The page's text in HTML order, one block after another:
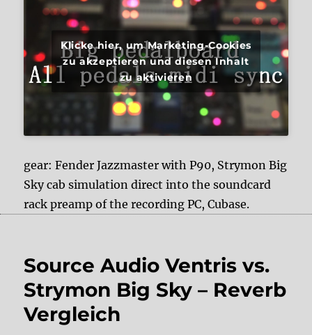
Klicke hier, um Marketing-Cookies
zu akzeptieren und diesen Inhalt
zu aktivieren
gear: Fender Jazzmaster with P90, Strymon Big
Sky cab simulation direct into the soundcard
rack preamp of the recording PC, Cubase.
Source Audio Ventris vs.
Strymon Big Sky – Reverb
Vergleich